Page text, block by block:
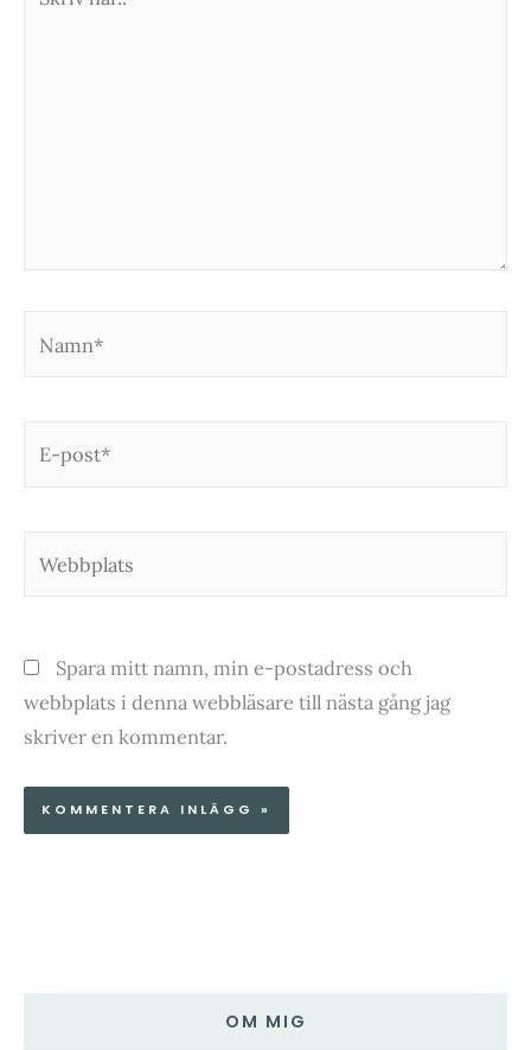
här..
post*
Spara mitt namn, min e-postadress och
webbplats i denna webbläsare till nästa gång jag
skriver en kommentar.
OM MIG